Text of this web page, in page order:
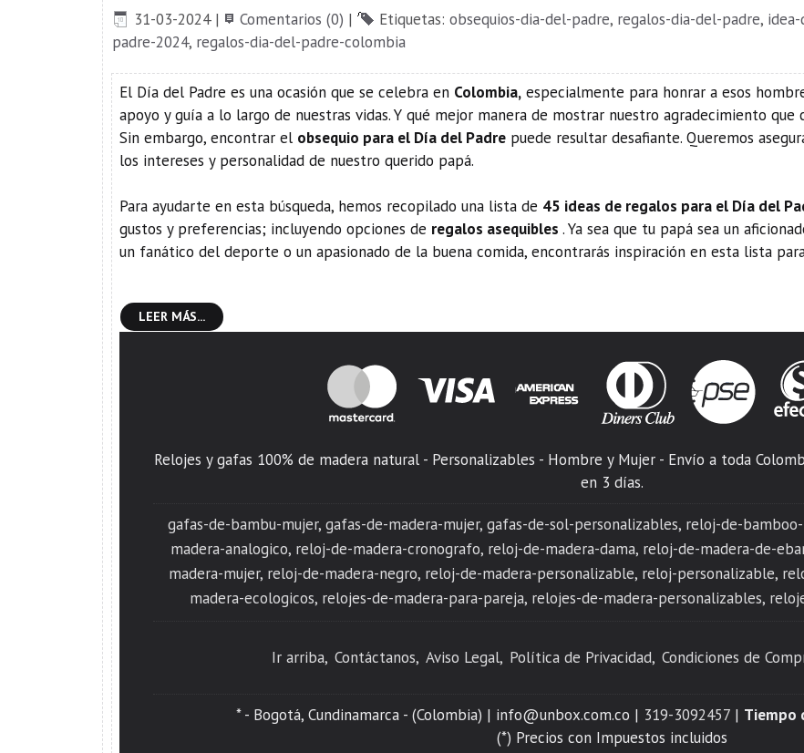
31-03-2024| Comentarios (0) | Etiquetas: obsequios-dia-del-padre, regalos-dia-del-padre,
padre-2024, regalos-dia-del-padre-colombia
El Día del Padre es una ocasión que se celebra en Colombia, especialmente para honrar a esos
apoyo y guía a lo largo de nuestras vidas. Y qué mejor manera de mostrar nuestro agradecimiento que
Sin embargo, encontrar el obsequio para el Día del Padre puede resultar desafiante. Queremos
los intereses y personalidad de nuestro querido papá.
Para ayudarte en esta búsqueda, hemos recopilado una lista de 45 ideas de regalos para el Día del
gustos y preferencias; incluyendo opciones de regalos asequibles . Ya sea que tu papá sea un
un fanático del deporte o un apasionado de la buena comida, encontrarás inspiración en esta lista
LEER MÁS...
Relojes y gafas 100% de madera natural - Personalizables - Hombre y Mujer - Envío a toda
en 3 días.
gafas-de-bambu-mujer gafas-de-madera-mujer gafas-de-sol-personalizables reloj-de-
madera-analogico reloj-de-madera-cronografo reloj-de-madera-dama reloj-de-madera-de-
madera-mujer reloj-de-madera-negro reloj-de-madera-personalizable reloj-personalizable
madera-ecologicos relojes-de-madera-para-pareja relojes-de-madera-personalizables
Ir arriba Contáctanos Aviso Legal Política de Privacidad Condiciones de
* - Bogotá, Cundinamarca - (Colombia) | info@unbox.com.co | 319-3092457 | Tiempo
(*) Precios con Impuestos incluidos